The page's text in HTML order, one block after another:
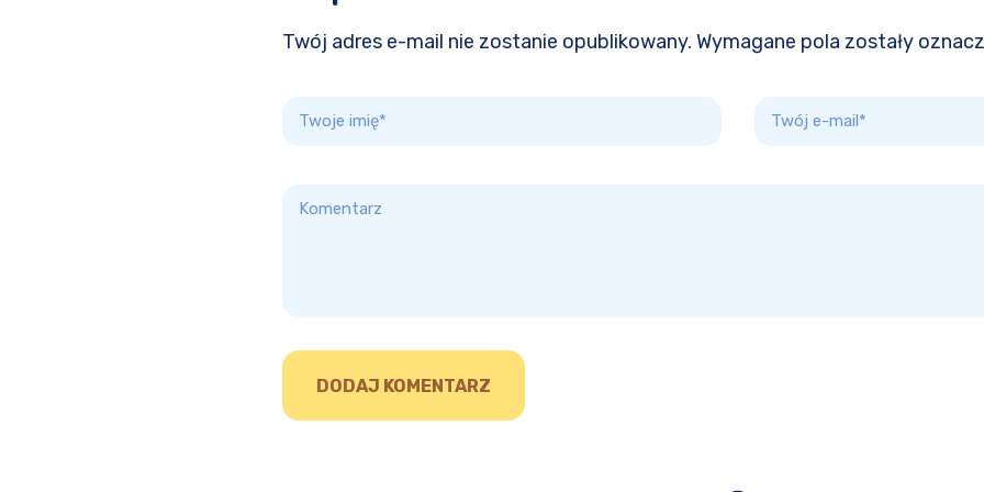
Twój adres e-mail nie zostanie opublikowany. Wymagane pola zostały